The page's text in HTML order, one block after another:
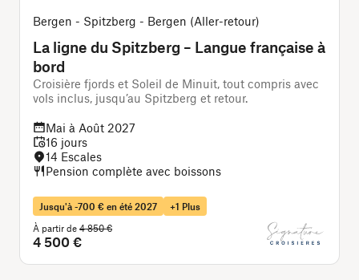
Bergen - Spitzberg - Bergen (Aller-retour)
La ligne du Spitzberg – Langue française à
bord
Croisière fjords et Soleil de Minuit, tout compris avec
vols inclus, jusqu’au Spitzberg et retour.
Mai à Août 2027
16 jours
14 Escales
Pension complète avec boissons
Jusqu'à -700 € en été 2027
+1 Plus
À partir de 4 850 €
4 500 €